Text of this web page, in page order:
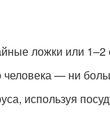
ложки или 1–2
человека — ни
используя